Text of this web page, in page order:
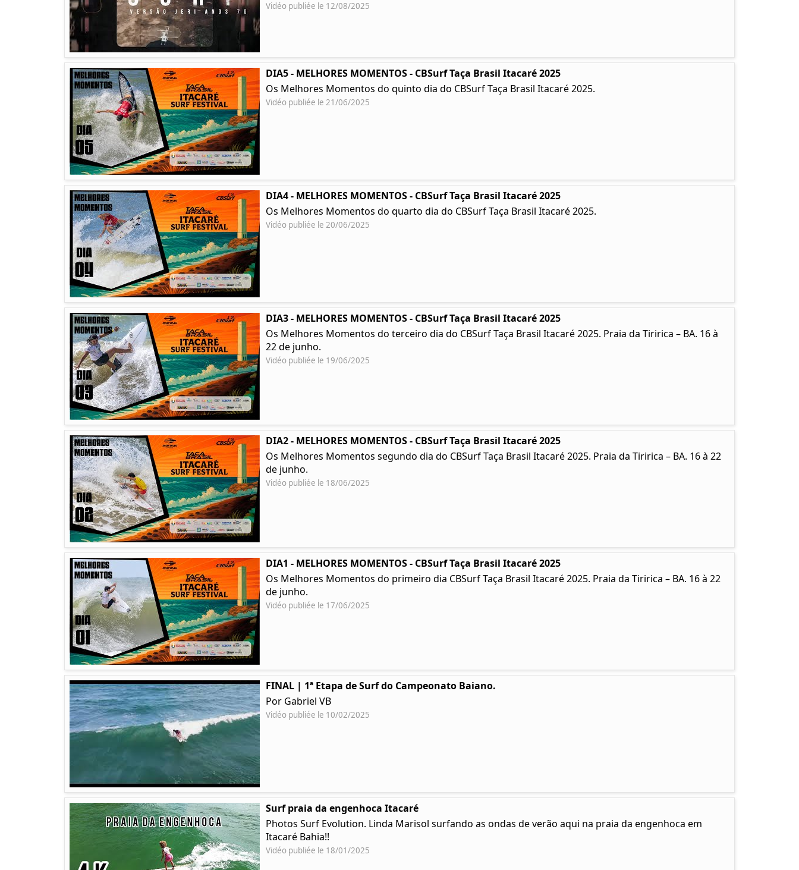
Vidéo publiée le 12/08/2025
DIA5 - MELHORES MOMENTOS - CBSurf Taça Brasil Itacaré 2025
Os Melhores Momentos do quinto dia do CBSurf Taça Brasil Itacaré 2025.
Vidéo publiée le 21/06/2025
DIA4 - MELHORES MOMENTOS - CBSurf Taça Brasil Itacaré 2025
Os Melhores Momentos do quarto dia do CBSurf Taça Brasil Itacaré 2025.
Vidéo publiée le 20/06/2025
DIA3 - MELHORES MOMENTOS - CBSurf Taça Brasil Itacaré 2025
Os Melhores Momentos do terceiro dia do CBSurf Taça Brasil Itacaré 2025. Praia da Tiririca – BA. 16 à
22 de junho.
Vidéo publiée le 19/06/2025
DIA2 - MELHORES MOMENTOS - CBSurf Taça Brasil Itacaré 2025
Os Melhores Momentos segundo dia do CBSurf Taça Brasil Itacaré 2025. Praia da Tiririca – BA. 16 à 22
de junho.
Vidéo publiée le 18/06/2025
DIA1 - MELHORES MOMENTOS - CBSurf Taça Brasil Itacaré 2025
Os Melhores Momentos do primeiro dia CBSurf Taça Brasil Itacaré 2025. Praia da Tiririca – BA. 16 à 22
de junho.
Vidéo publiée le 17/06/2025
FINAL | 1ª Etapa de Surf do Campeonato Baiano.
Por Gabriel VB
Vidéo publiée le 10/02/2025
Surf praia da engenhoca Itacaré
Photos Surf Evolution. Linda Marisol surfando as ondas de verão aqui na praia da engenhoca em
Itacaré Bahia!!
Vidéo publiée le 18/01/2025